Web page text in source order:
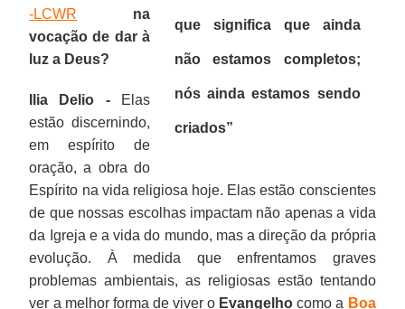
que significa que ainda
não estamos completos;
nós ainda estamos sendo
criados”
-LCWR na
vocação de dar à
luz a Deus?
Ilia Delio -Elas
estão discernindo,
em espírito de
oração, a obra do
Espírito na vida religiosa hoje. Elas estão conscientes
de que nossas escolhas impactam não apenas a vida
da Igreja e a vida do mundo, mas a direção da própria
evolução. À medida que enfrentamos graves
problemas ambientais, as religiosas estão tentando
ver a melhor forma de viver o Evangelho como a Boa